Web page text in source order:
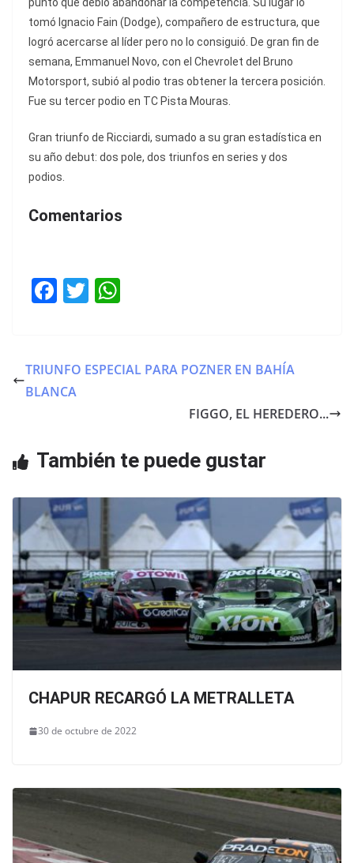
punto que debió abandonar la competencia. Su lugar lo
tomó Ignacio Fain (Dodge), compañero de estructura, que
logró acercarse al líder pero no lo consiguió. De gran fin de
semana, Emmanuel Novo, con el Chevrolet del Bruno
Motorsport, subió al podio tras obtener la tercera posición.
Fue su tercer podio en TC Pista Mouras.
Gran triunfo de Ricciardi, sumado a su gran estadística en
su año debut: dos pole, dos triunfos en series y dos
podios.
Comentarios
F
e
b
k
T
er s
TRIUNFO ESPECIAL PARA POZNER EN BAHÍA
BLANCA
FIGGO, EL HEREDERO...
También te puede gustar
CHAPUR RECARGÓ LA METRALLETA
30 de octubre de 2022